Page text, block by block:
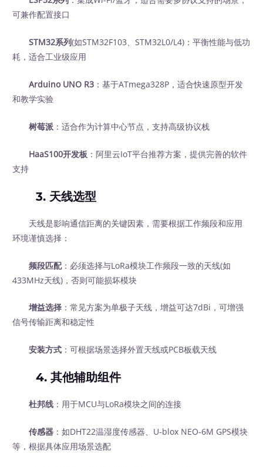
可兼作配置接口
STM32系列(如STM32F103、STM32L0/L4)：平衡性能与低功
耗，适合工业级应用
Arduino UNO R3 ：基于ATmega328P，适合快速原型开发
和教学实验
树莓派 ：适合作为计算中心节点，支持高级协议栈
HaaS100开发板 ：阿里云IoT平台推荐方案，提供完善的软件
支持
3. 天线选型
天线是影响通信距离的关键因素，需要根据工作频段和应用
环境谨慎选择：
频段匹配：必须选择与LoRa模块工作频段一致的天线(如
433MHz天线)，否则可能损坏模块
增益选择 ：常见方案为单极子天线，增益可达7dBi，可增强
信号传输距离和稳定性
安装方式 ：可根据场景选择外置天线或PCB板载天线
4. 其他辅助组件
杜邦线 ：用于MCU与LoRa模块之间的连接
传感器 ：如DHT22温湿度传感器、U-blox NEO-6M GPS模块
等，根据具体应用场景选配